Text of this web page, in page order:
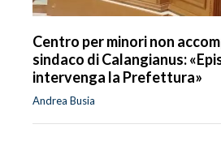
Centro per minori non
sindaco di Calangianus:
intervenga la Prefettura»
Andrea Busia